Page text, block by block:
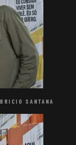
SANTANA